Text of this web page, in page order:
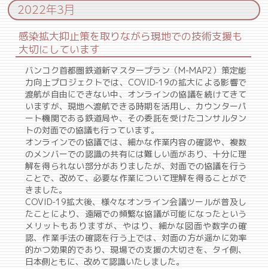
2022年3月
感染拡大抑止策を取りながら現地での技術支援も
大切にしています
バンコク首都圏鉄道新マスタープラン（M-MAP2）策定能
力向上プロジェクトでは、COVID-19の拡大による影響で
渡航が自由にできない中、オンラインの協議を続けてきて
いますが、現地へ渡航できる時期を活用し、カウンターパ
ート機関である鉄道局や、その委託を受けたコンサルタン
トの対面での協議も行っています。
オンラインでの協議では、細かな作業内容の確認や、複数
のメンバーでの認識の共有には難しい面があり、十分に理
解を得られない部分がありましたが、対面での協議を行う
ことで、改めて、必要な作業について理解を得ることがで
きました。
COVID-19拡大後、様々なオンライン会議ツールが普及し
たことにより、遠隔での頻繁な協議が可能になったという
メリットもありますが、やはり、細かな図面や数字の確
認、作業手法の確認を行う上では、対面の方が遥かに効率
的かつ効果的であり、現場での支援の大切さを、タイ側、
日本側ともに、改めて認識いたしました。